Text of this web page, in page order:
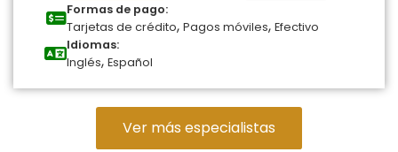
Formas de pago:
Tarjetas de crédito, Pagos móviles, Efectivo
Idiomas:
Inglés, Español
Ver más especialistas